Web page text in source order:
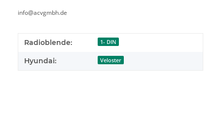
info@acvgmbh.de
Radioblende: 1- DIN
Hyundai: Veloster